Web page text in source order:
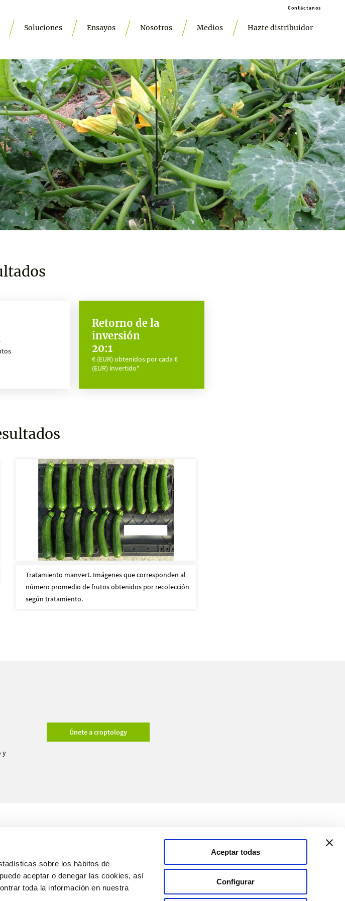
sobre los hábitos de
aceptar o denegar las cookies, así
toda la información en nuestra
Aceptar todas
Configurar
Contáctanos
Soluciones Ensayos Nosotros Medios Hazte distribuidor
Retorno de la
inversión
20:1
€ (EUR) obtenidos por cada €
(EUR) invertido*
Tratamiento manvert. Imágenes que corresponden al
número promedio de frutos obtenidos por recolección
según tratamiento.
y
Únete a croptology
Hazte distribuidor Canal de comunicación
España